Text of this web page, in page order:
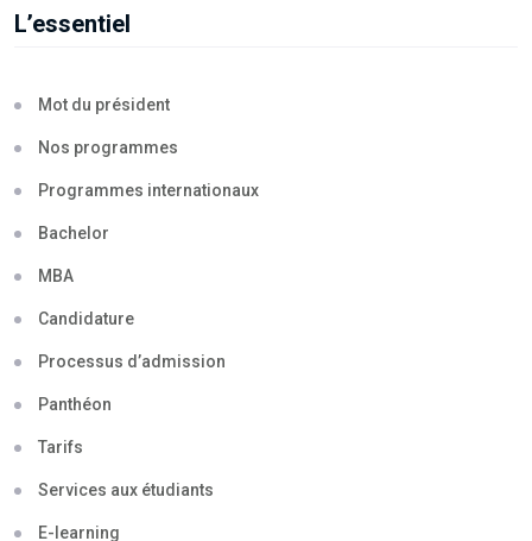
L’essentiel
Mot du président
Nos programmes
Programmes internationaux
Bachelor
MBA
Candidature
Processus d’admission
Panthéon
Tarifs
Services aux étudiants
E-learning